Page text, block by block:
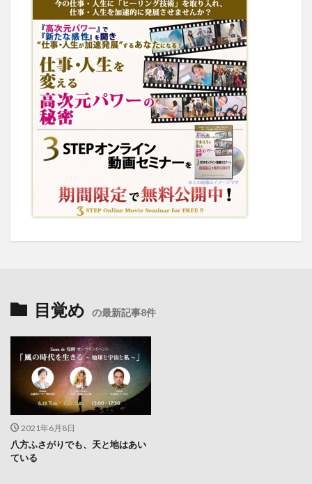
目覚め の最新記事8件
2021年6月8日
八方ふさがりでも、天と地はあい
ている